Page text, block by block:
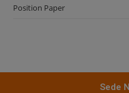
Position Paper
Sede